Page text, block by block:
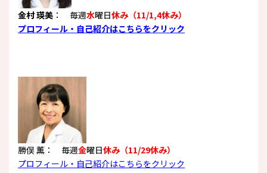
金村 瑛美 ： 毎週水曜日休み（11/1,4休み）
プロフィール・自己紹介はこちらをクリック
勝俣 薫 ： 毎週金曜日休み（11/29休み）
プロフィール・自己紹介はこちらをクリック